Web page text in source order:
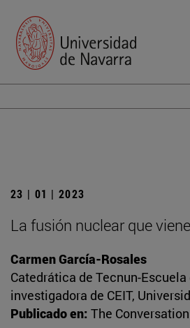
23 | 01 | 2023
La fusión nuclear que viene
Carmen García-Rosales
Catedrática de Tecnun-
investigadora de CEIT,
Publicado en: The Conversation